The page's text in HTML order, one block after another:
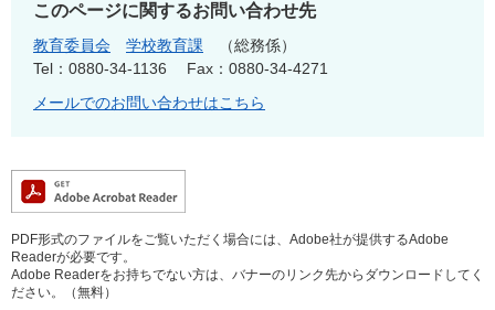
このページに関するお問い合わせ先
教育委員会 学校教育課
総務係
Tel：0880-34-1136
Fax：0880-34-4271
メールでのお問い合わせはこちら
PDF形式のファイルをご覧いただく場合には、Adobe社が提供するAdobe
Readerが必要です。
Adobe Readerをお持ちでない方は、バナーのリンク先からダウンロードしてく
ださい。（無料）